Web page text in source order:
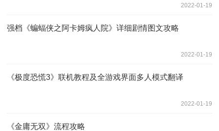
2022-01-19
强档《蝙蝠侠之阿卡姆疯人院》详细剧情图文攻略
2022-01-19
《极度恐慌3》联机教程及全游戏界面多人模式翻译
2022-01-19
《金庸无双》流程攻略